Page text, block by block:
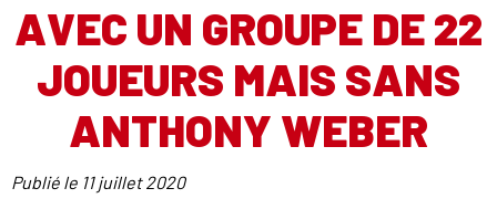
AVEC UN GROUPE DE 22
JOUEURS MAIS SANS
ANTHONY WEBER
Publié le 11 juillet 2020